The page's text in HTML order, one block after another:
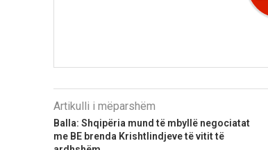
Artikulli i mëparshëm
Balla: Shqipëria mund të mbyllë negociatat
me BE brenda Krishtlindjeve të vitit të